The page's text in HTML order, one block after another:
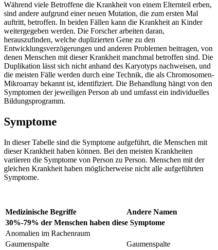
Während viele Betroffene die Krankheit von einem Elternteil erben,
sind andere aufgrund einer neuen Mutation, die zum ersten Mal
auftritt, betroffen. In beiden Fällen kann die Krankheit an Kinder
weitergegeben werden. Die Forscher arbeiten daran,
herauszufinden, welche duplizierten Gene zu den
Entwicklungsverzögerungen und anderen Problemen beitragen, von
denen Menschen mit dieser Krankheit manchmal betroffen sind. Die
Duplikation lässt sich nicht anhand des Karyotyps nachweisen, und
die meisten Fälle werden durch eine Technik, die als Chromosomen-
Mikroarray bekannt ist, identifiziert. Die Behandlung hängt von den
Symptomen der jeweiligen Person ab und umfasst ein individuelles
Bildungsprogramm.
Symptome
In dieser Tabelle sind die Symptome aufgeführt, die Menschen mit
dieser Krankheit haben können. Bei den meisten Krankheiten
variieren die Symptome von Person zu Person. Menschen mit der
gleichen Krankheit haben möglicherweise nicht alle aufgeführten
Symptome.
Medizinische Begriffe
Andere Namen
30%-79% der Menschen haben diese Symptome
Anomalien im Rachenraum
Gaumenspalte
Gaumenspalte